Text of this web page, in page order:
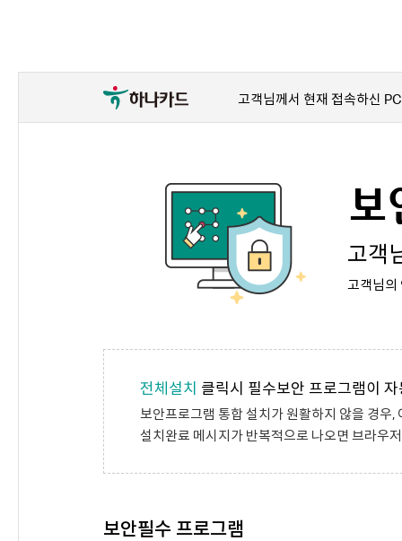
고객님께서 현재 접속하신
보
고객
고객님의
전체설치 클릭시 필수보안 프로그램이
보안프로그램 통합 설치가 원활하지 않을 경우
설치완료 메시지가 반복적으로 나오면 브라우
보안필수 프로그램